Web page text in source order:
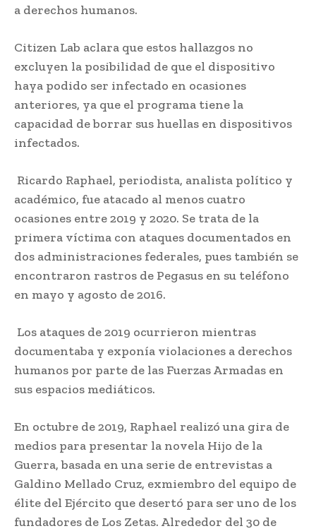
a derechos humanos.
Citizen Lab aclara que estos hallazgos no
excluyen la posibilidad de que el dispositivo
haya podido ser infectado en ocasiones
anteriores, ya que el programa tiene la
capacidad de borrar sus huellas en dispositivos
infectados.
Ricardo Raphael, periodista, analista político y
académico, fue atacado al menos cuatro
ocasiones entre 2019 y 2020. Se trata de la
primera víctima con ataques documentados en
dos administraciones federales, pues también se
encontraron rastros de Pegasus en su teléfono
en mayo y agosto de 2016.
Los ataques de 2019 ocurrieron mientras
documentaba y exponía violaciones a derechos
humanos por parte de las Fuerzas Armadas en
sus espacios mediáticos.
En octubre de 2019, Raphael realizó una gira de
medios para presentar la novela Hijo de la
Guerra, basada en una serie de entrevistas a
Galdino Mellado Cruz, exmiembro del equipo de
élite del Ejército que desertó para ser uno de los
fundadores de Los Zetas. Alrededor del 30 de